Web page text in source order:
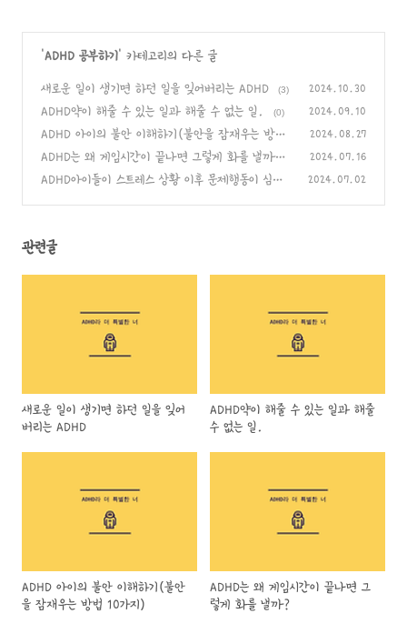
'ADHD 공부하기' 카테고리의 다른 글
새로운 일이 생기면 하던 일을 잊어버리는 ADHD
(3) 2024.10.30
ADHD약이 해줄 수 있는 일과 해줄 수 없는 일. (0) 2024.09.10
ADHD 아이의 불안 이해하기(불안을 잠재우는 방법
10가지)
(4)
2024.08.27
ADHD는 왜 게임시간이 끝나면 그렇게 화를 낼까?
(0)
2024.07.16
ADHD아이들이 스트레스 상황 이후 문제행동이 심해지
2024.07.02
관련글
새로운 일이 생기면 하던 일을 잊어
버리는 ADHD
ADHD약이 해줄 수 있는 일과 해줄
수 없는 일.
ADHD 아이의 불안 이해하기(불안
을 잠재우는 방법 10가지)
ADHD는 왜 게임시간이 끝나면 그
렇게 화를 낼까?